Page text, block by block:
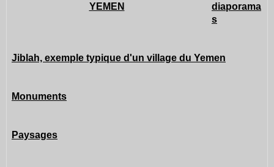
YEMEN
diaporama
s
Jiblah, exemple typique d'un village du Yemen
Monuments
Paysages